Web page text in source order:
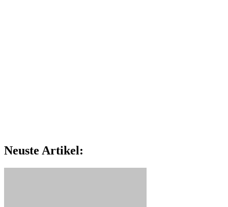
Neuste Artikel: